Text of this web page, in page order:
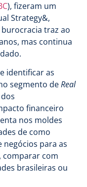
), fizeram um
Strategy&,
traz ao
mas continua
identificar as
segmento deReal
financeiro
nos moldes
de como
para as
comparar com
brasileiras ou